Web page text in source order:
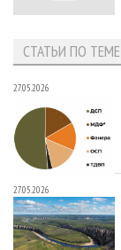
СТАТЬИ ПО ТЕМЕ
27.05.2026
27.05.2026